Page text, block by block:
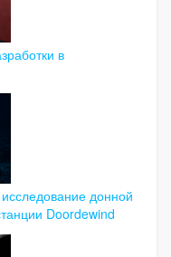
в
донной
Doordewind